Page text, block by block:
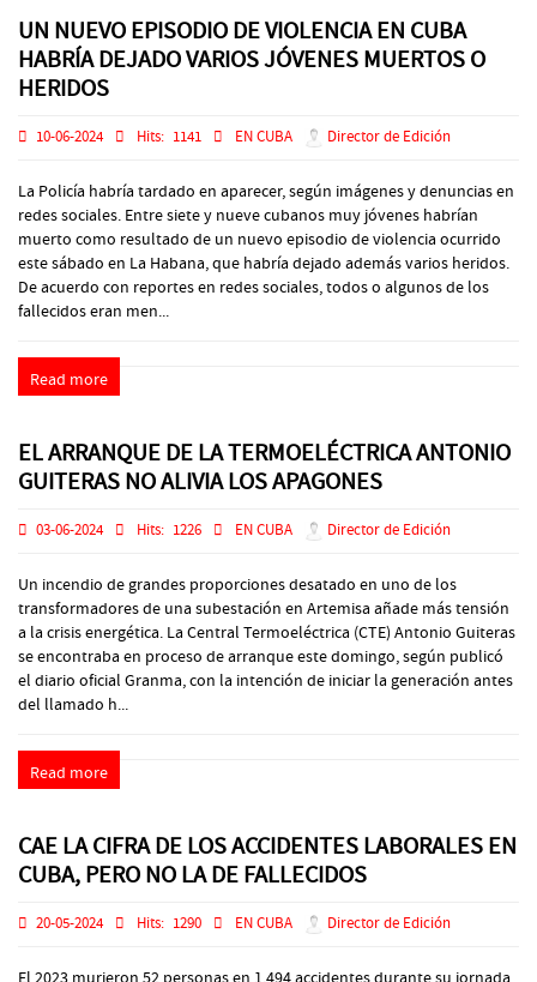
UN NUEVO EPISODIO DE VIOLENCIA EN CUBA
HABRÍA DEJADO VARIOS JÓVENES MUERTOS O
HERIDOS
10-06-2024 Hits: 1141 EN CUBA Director de Edición
La Policía habría tardado en aparecer, según imágenes y denuncias en
redes sociales. Entre siete y nueve cubanos muy jóvenes habrían
muerto como resultado de un nuevo episodio de violencia ocurrido
este sábado en La Habana, que habría dejado además varios heridos.
De acuerdo con reportes en redes sociales, todos o algunos de los
fallecidos eran men...
Read more
EL ARRANQUE DE LA TERMOELÉCTRICA ANTONIO
GUITERAS NO ALIVIA LOS APAGONES
03-06-2024 Hits: 1226 EN CUBA Director de Edición
Un incendio de grandes proporciones desatado en uno de los
transformadores de una subestación en Artemisa añade más tensión
a la crisis energética. La Central Termoeléctrica (CTE) Antonio Guiteras
se encontraba en proceso de arranque este domingo, según publicó
el diario oficial Granma, con la intención de iniciar la generación antes
del llamado h...
Read more
CAE LA CIFRA DE LOS ACCIDENTES LABORALES EN
CUBA, PERO NO LA DE FALLECIDOS
20-05-2024 Hits: 1290 EN CUBA Director de Edición
El 2023 murieron 52 personas en 1.494 accidentes durante su jornada